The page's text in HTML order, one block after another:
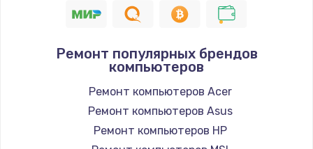
Ремонт популярных брендов
компьютеров
Ремонт компьютеров Acer
Ремонт компьютеров Asus
Ремонт компьютеров HP